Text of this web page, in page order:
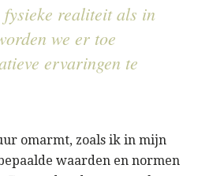
realiteit als in
we er toe
ervaringen te
omarmt, zoals ik in mijn
waarden en normen